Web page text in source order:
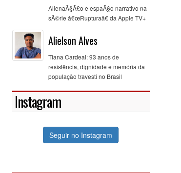
AlienaÃ§Ã£o e espaÃ§o narrativo na
sÃ©rie â€œRupturaâ€ da Apple TV+
Alielson Alves
Tiana Cardeal: 93 anos de
resistência, dignidade e memória da
população travesti no Brasil
Instagram
Seguir no Instagram